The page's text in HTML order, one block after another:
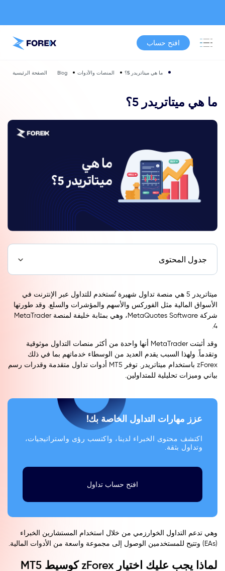
افتح حساب
الصفحة الرئيسية Blog المنصات والأدوات ما هي ميتاتريدر 5؟
ما هي ميتاتريدر 5؟
جدول المحتوى
ميتاتريدر 5 هي منصة تداول شهيرة تُستخدم للتداول عبر الإنترنت في
الأسواق المالية مثل الفوركس والأسهم والمؤشرات والسلع. وقد طورتها
شركة MetaQuotes Software، وهي بمثابة خليفة لمنصة MetaTrader
4.
وقد أثبتت MetaTrader أنها واحدة من أكثر منصات التداول موثوقية
وتقدماً. ولهذا السبب يقدم العديد من الوسطاء خدماتهم بما في ذلك
zForex باستخدام ميتاتريدر. توفر MT5 أدوات تداول متقدمة وقدرات رسم
بياني وميزات تحليلية للمتداولين.
عزز مهارات التداول الخاصة بك!
اكتشف محتوى الخبراء لدينا، واكتسب رؤى واستراتيجيات،
وتداول بثقة.
افتح حساب تداول
وهي تدعم التداول الخوارزمي من خلال استخدام المستشارين الخبراء
(EAs) وتتيح للمستخدمين الوصول إلى مجموعة واسعة من الأدوات المالية.
لماذا يجب عليك اختيار zForex كوسيط MT5